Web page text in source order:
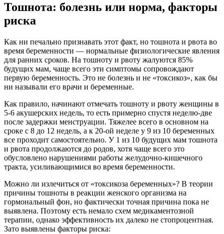
Тошнота: болезнь или норма, факторы
риска
Как ни печально признавать этот факт, но тошнота и рвота во
время беременности — нормальные физиологические явления
для ранних сроков. На тошноту и рвоту жалуются 85%
будущих мам, чаще всего эти симптомы сопровождают
первую беременность. Это не болезнь и не «токсикоз», как бы
ни называли его врачи и беременные.
Как правило, начинают отмечать тошноту и рвоту женщины в
5-6 акушерских недель, то есть примерно спустя неделю-две
после задержки менструации. Тяжелее всего в основном на
сроке с 8 до 12 недель, а к 20-ой неделе у 9 из 10 беременных
все проходит самостоятельно. У 1 из 10 будущих мам тошнота
и рвота продолжаются до родов, хотя чаще всего это
обусловлено нарушениями работы желудочно-кишечного
тракта, усиливающимися во время беременности.
Можно ли излечиться от «токсикоза беременных»? В теории
причины тошноты в реакции женского организма на
гормональный фон, но фактически точная причина пока не
выявлена. Поэтому есть немало схем медикаментозной
терапии, однако эффективность их далеко не стопроцентная.
Зато выявлены факторы риска: